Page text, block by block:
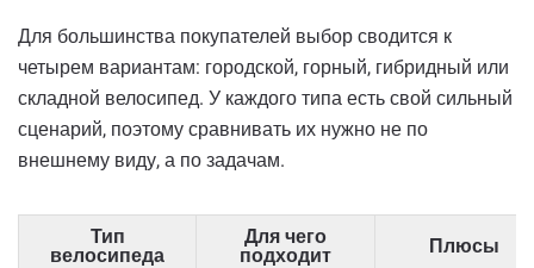
Для большинства покупателей выбор сводится к
четырем вариантам: городской, горный, гибридный или
складной велосипед. У каждого типа есть свой сильный
сценарий, поэтому сравнивать их нужно не по
внешнему виду, а по задачам.
Тип
велосипеда
Для чего
подходит
Плюсы